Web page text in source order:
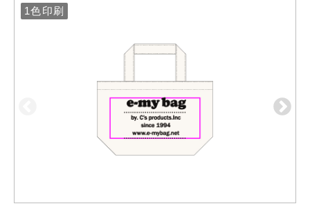
1色印刷
1色印刷